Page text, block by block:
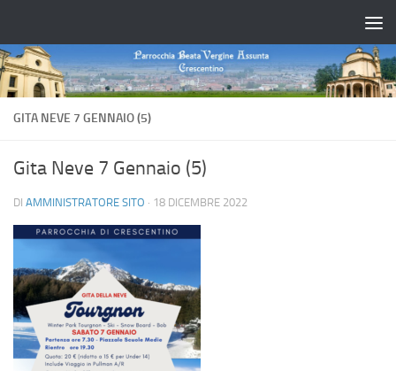
GITA NEVE 7 GENNAIO (5)
Gita Neve 7 Gennaio (5)
DI AMMINISTRATORE SITO · 18 DICEMBRE 2022